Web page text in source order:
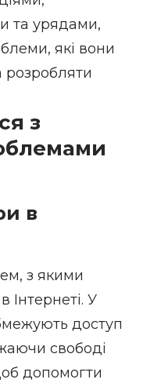
та урядами,
які вони
розробляти
з
в
з якими
Інтернеті. У
доступ
свободі
допомогти